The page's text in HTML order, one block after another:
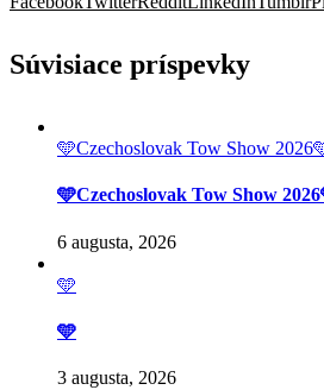
Súvisiace príspevky
🩵Czechoslovak Tow Show
🩵Czechoslovak Tow Show
6 augusta, 2026
🩵
🩵
3 augusta, 2026